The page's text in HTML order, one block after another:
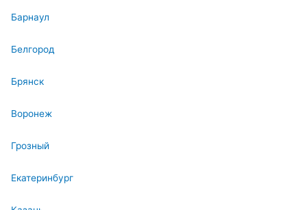
Барнаул
Белгород
Брянск
Воронеж
Грозный
Екатеринбург